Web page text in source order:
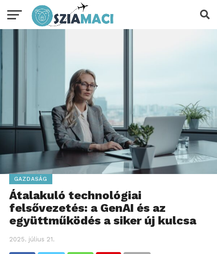
GAZDASÁG
Átalakuló technológiai
felsővezetés: a GenAI és az
együttműködés a siker új kulcsa
2025. július 21.